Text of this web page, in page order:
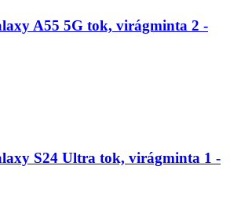
A55 5G tok, virágminta 2 -
S24 Ultra tok, virágminta 1 -